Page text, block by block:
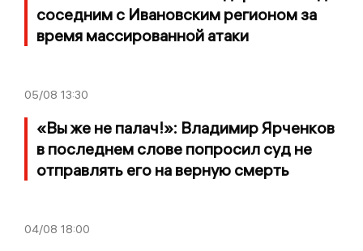
соседним с Ивановским регионом за
время массированной атаки
05/08 13:30
«Вы же не палач!»: Владимир Ярченков
в последнем слове попросил суд не
отправлять его на верную смерть
04/08 18:00